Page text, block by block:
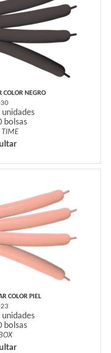
COLOR NEGRO
unidades
bolsas
TIME
COLOR PIEL
unidades
bolsas